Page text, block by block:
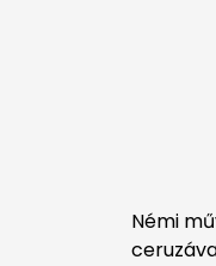
Némi